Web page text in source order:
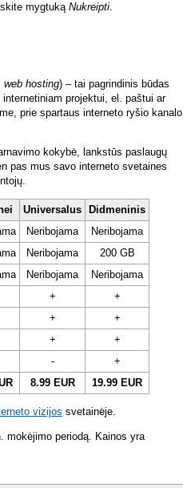
mygtuką Nukreipti.
web hosting) – tai pagrindinis būdas
projektui, el. paštui ar
prie spartaus interneto ryšio kanalo
kokybė, lankstūs paslaugų
pas mus savo interneto svetaines
Universalus
Didmeninis
Neribojama
Neribojama
Neribojama
200 GB
Neribojama
Neribojama
+
+
+
+
+
+
-
+
8.99 EUR 19.99 EUR
vizijos svetainėje.
mokėjimo periodą. Kainos yra